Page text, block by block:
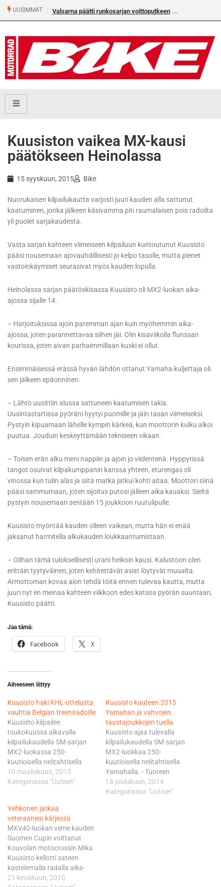
UUSIMMAT Valsarna päätti runkosarjan voittoputkeen
Kuusiston vaikea MX-kausi
päätökseen Heinolassa
15 syyskuun, 2015 Bike
Nuorukaisen kilpailukautta varjosti juuri kauden alla sattunut
kaatuminen, jonka jälkeen käsivamma piti raumalaisen pois radoilta
yli puolet sarjakaudesta.
Vasta sarjan kahteen viimeiseen kilpailuun kuntoutunut Kuusisto
pääsi nousemaan ajovauhdillisesti jo kelpo tasolle, mutta pienet
vastoinkäymiset seurasivat myös kauden lopulla.
Heinolassa sarjan päätöskisassa Kuusisto oli MX2-luokan aika-
ajossa sijalle 14.
– Harjoituksissa ajoin paremman ajan kuin myöhemmin aika-
ajossa, joten parannettavaa siihen jäi. Olin kisaviikolla flunssan
kourissa, joten aivan parhaimmillaan kuski ei ollut.
Ensimmäisessä erässä hyvän lähdön ottanut Yamaha-kuljettaja oli
sen jälkeen epäonninen:
– Lähtö uusittiin alussa sattuneen kaatumisen takia.
Uusintastartissa pyöräni hyytyi puomille ja jäin tasan viimeiseksi.
Pystyin kipuamaan lähelle kympin kärkeä, kun moottorin kulku alkoi
puutua. Jouduin keskeyttämään tekniseen vikaan.
– Toisen erän alku meni nappiin ja ajoin jo viidentenä. Hyppyrissä
tangot osuivat kilpakumppanin kanssa yhteen, eturengas oli
vinossa kun tulin alas ja siitä matka jatkui kohti aitaa. Moottori siinä
pääsi sammumaan, joten sijoitus putosi jälleen aika kauaksi. Sieltä
pystyin nousemaan sentään 15 joukkoon ruutulipulle.
Kuusisto myöntää kauden olleen vaikean, mutta hän ei enää
jaksanut harmitella alkukauden loukkaantumistaan.
– Olihan tämä tuloksellisesti urani heikoin kausi. Kalustoon olen
erittäin tyytyväinen, joten kehitettävät asiat löytyvät muualta.
Armottoman kovaa aion tehdä töitä ennen tulevaa kautta, mutta
juuri nyt en meinaa kahteen viikkoon edes katsoa pyörän suuntaan,
Kuusisto päätti.
Jaa tämä:
Facebook X
Aiheeseen liittyy
Kuusisto haki KHL-ottelusta
vauhtia Belgian treeniradoille
Kuusisto kilpailee
toukokuussa alkavalla
kilpailukaudella SM-sarjan
MX2-luokassa 250-
kuutioisella nelitahtisella
Yamahalla. Maanantaina
Kuusisto suuntasi
edessä on paljon
ajoharjoittelua ulkoradoilla.
Ennen Belgiaan lähtöä
nuorukainen tapasi
yhteistyökumppaninsa
Helsingissä, kun he
kokoontuivat kauden
avauspalaveriin toisenlaisen
10 maaliskuun, 2015
Kategoriassa "Uutiset"
Kuusisto kauteen 2015
Yamahan ja vahvojen
taustajoukkojen tuella
Kuusisto ajaa tulevalla
kilpailukaudella SM-sarjan
MX2-luokkaa 250-
kuutioisella nelitahtisella
Yamahalla. - Tuoreen
sopimuksen jälkeen fiilis on
hyvä. Aikaisemmin en ole
18 joulukuun, 2014
Kategoriassa "Uutiset"
Vehkonen jatkaa
veteraanien kärjessä
MXV40-luokan viime kauden
Suomen Cupin voittanut
Kouvolan motocrossin Mika
Kuusisto kellotti sateen
kastelemalla radalla aika-
ajon pohja-ajan, kun
21 kesäkuun, 2010